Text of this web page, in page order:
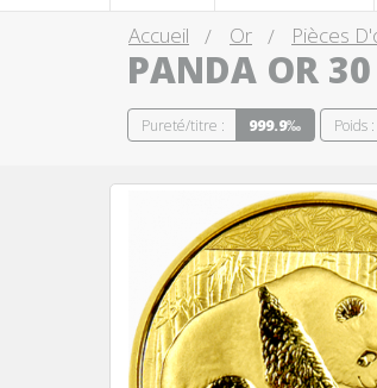
Accueil Or Pièces
PANDA OR
Pureté/titre : 999.9‰ Poids :